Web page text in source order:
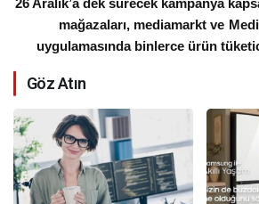
26 Aralık’a dek sürecek kampanya
mağazaları, mediamarkt ve
uygulamasında binlerce ürün
Göz Atın